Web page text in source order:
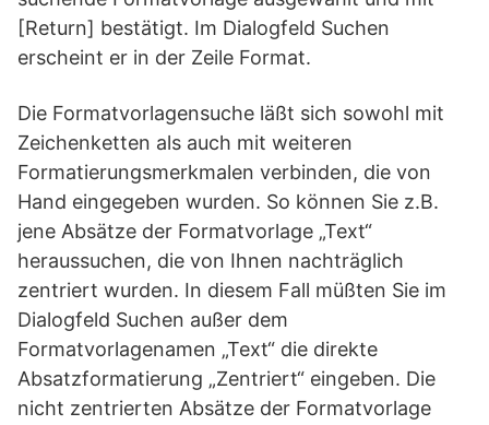
[Return] bestätigt. Im Dialogfeld Suchen
erscheint er in der Zeile Format.
Die Formatvorlagensuche läßt sich sowohl mit
Zeichenketten als auch mit weiteren
Formatierungsmerkmalen verbinden, die von
Hand eingegeben wurden. So können Sie z.B.
jene Absätze der Formatvorlage „Text“
heraussuchen, die von Ihnen nachträglich
zentriert wurden. In diesem Fall müßten Sie im
Dialogfeld Suchen außer dem
Formatvorlagenamen „Text“ die direkte
Absatzformatierung „Zentriert“ eingeben. Die
nicht zentrierten Absätze der Formatvorlage